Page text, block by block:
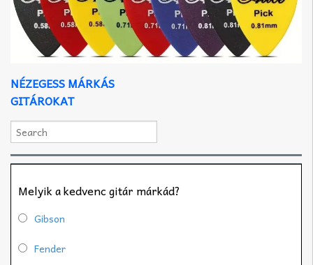
NÉZEGESS MÁRKÁS
GITÁROKAT
Melyik a kedvenc gitár márkád?
Gibson
Fender